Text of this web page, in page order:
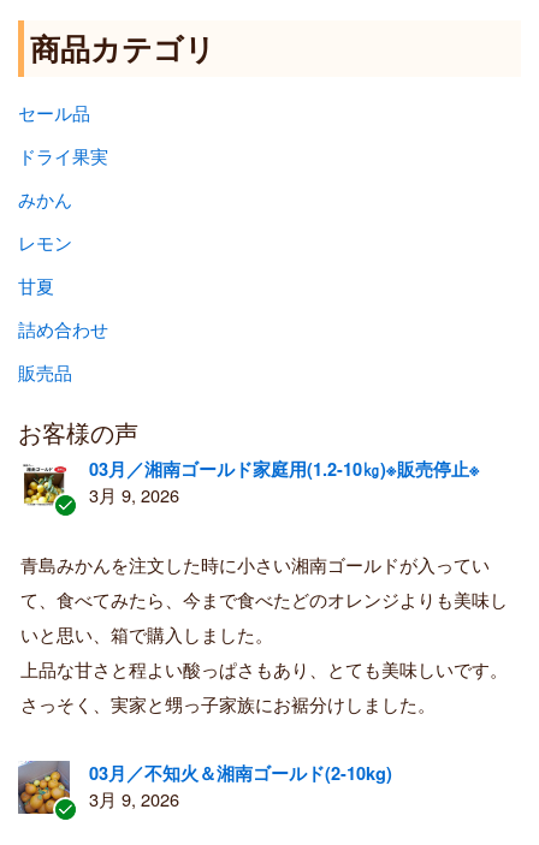
商品カテゴリ
セール品
ドライ果実
みかん
レモン
甘夏
詰め合わせ
販売品
お客様の声
証
済
み
購
者
03月／湘南ゴールド家庭用(1.2-10㎏)※販売停止※
3月 9, 2026
青島みかんを注文した時に小さい湘南ゴールドが入ってい
て、食べてみたら、今まで食べたどのオレンジよりも美味し
いと思い、箱で購入しました。
上品な甘さと程よい酸っぱさもあり、とても美味しいです。
さっそく、実家と甥っ子家族にお裾分けしました。
03月／不知火＆湘南ゴールド(2-10kg)
3月 9, 2026